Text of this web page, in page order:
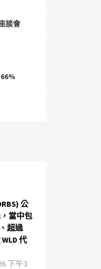
談會
公
當中包
超過
代
下午3